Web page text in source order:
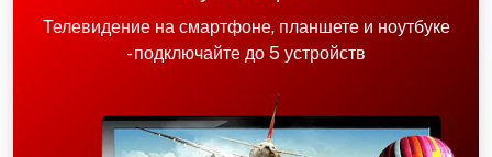
Телевидение на смартфоне, планшете и ноутбуке
- подключайте до 5 устройств